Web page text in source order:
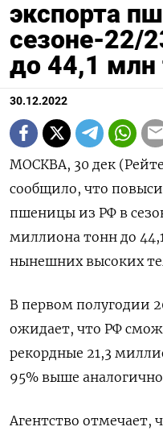
экспорта
сезоне-22/
до 44,1 млн
30.12.2022
МОСКВА, 30 дек
сообщило, что
пшеницы из РФ в
миллиона тонн до
нынешних высоких
В первом полугодии
ожидает, что РФ
рекордные 21,3
95% выше
Агентство отмечает,